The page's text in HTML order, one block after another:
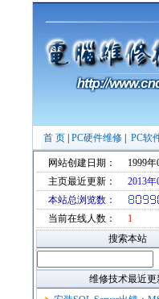
首 页 PC硬件维修 PC软
网站创建日期：
1999年
主页最近更新：
2013年
本站总浏览数：
当前在线人数：
1
搜索本站
维修技术最近更